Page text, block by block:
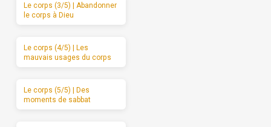
Le corps (3/5) | Abandonner
le corps à Dieu
Le corps (4/5) | Les
mauvais usages du corps
Le corps (5/5) | Des
moments de sabbat